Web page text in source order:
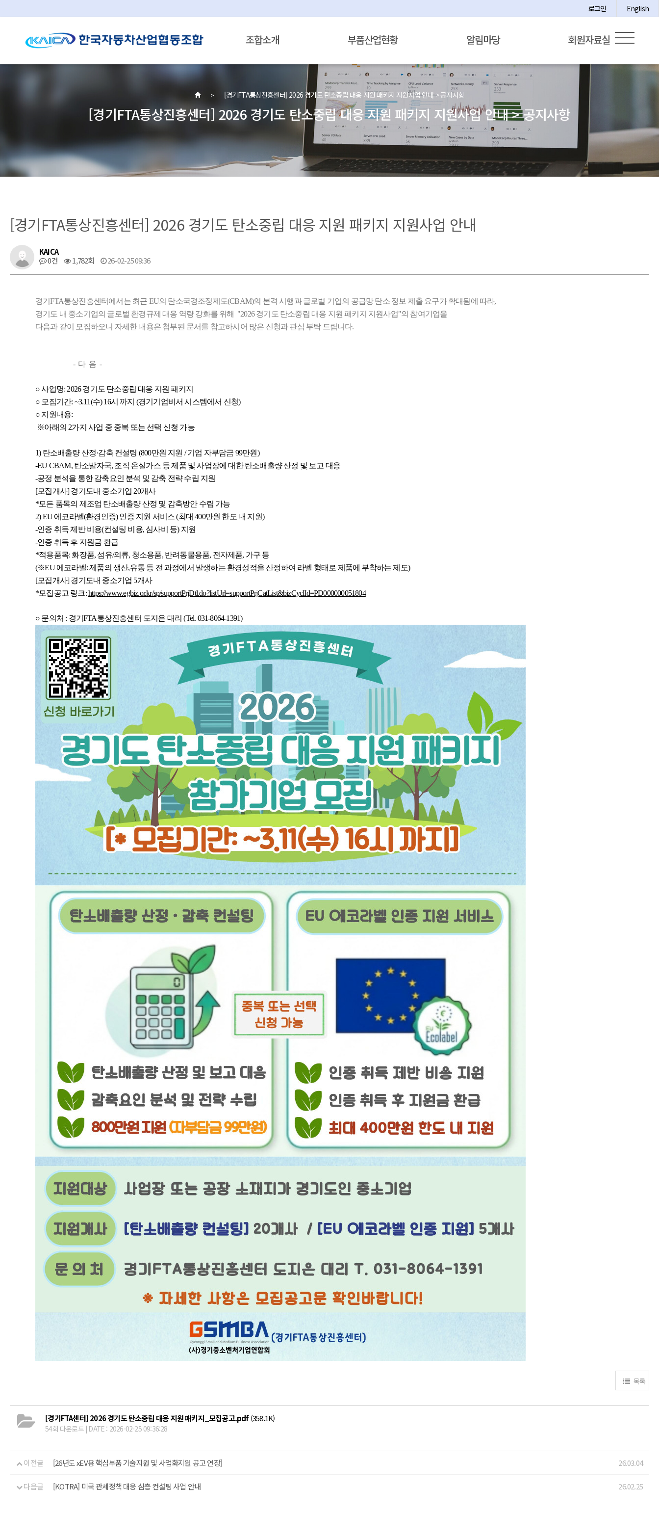
로그인 English
조합소개 부품산업현황 알림마당 회원자료실
[경기FTA통상진흥센터] 2026 경기도 탄소중립 대응 지원 패키지 지원사업 안내 > 공지사항
[경기FTA통상진흥센터] 2026 경기도 탄소중립 대응 지원 패키지 지원사업 안내 > 공지사항
[경기FTA통상진흥센터] 2026 경기도 탄소중립 대응 지원 패키지 지원사업 안내
KAICA
0건
1,782회 26-02-25 09:36
경기FTA통상진흥센터에서는 최근 EU의 탄소국경조정제도(CBAM)의 본격 시행과 글로벌 기업의 공급망 탄소 정보 제출 요구가 확대됨에 따라,
경기도 내 중소기업의 글로벌 환경규제 대응 역량 강화를 위해 "2026 경기도 탄소중립 대응 지원 패키지 지원사업"의 참여기업을
다음과 같이 모집하오니 자세한 내용은 첨부된 문서를 참고하시어 많은 신청과 관심 부탁 드립니다.
- 다 음 -
○사업명: 2026 경기도 탄소중립 대응 지원 패키지
○ 모집기간: ~3.11(수) 16시 까지 (경기기업비서 시스템에서 신청)
○ 지원내용:
※아래의 2가지 사업 중 중복 또는 선택 신청 가능
1) 탄소배출량 산정·감축 컨설팅 (800만원 지원 / 기업 자부담금 99만원)
-EU CBAM, 탄소발자국, 조직 온실가스 등 제품 및 사업장에 대한 탄소배출량 산정 및 보고 대응
-공정 분석을 통한 감축요인 분석 및 감축 전략 수립 지원
[모집개사] 경기도내 중소기업 20개사
*모든 품목의 제조업 탄소배출량 산정 및 감축방안 수립 가능
2) EU 에코라벨(환경인증) 인증 지원 서비스(최대 400만원 한도 내 지원)
-인증 취득 제반 비용(컨설팅 비용, 심사비 등) 지원
-인증 취득 후 지원금 환급
*적용품목: 화장품, 섬유/의류, 청소용품, 반려동물용품, 전자제품, 가구 등
(※EU 에코라벨: 제품의 생산,유통 등 전 과정에서 발생하는 환경성적을 산정하여 라벨 형태로 제품에 부착하는 제도)
[모집개사] 경기도내 중소기업 5개사
*모집공고 링크:https://www.egbiz.or.kr/sp/supportPrjDtl.do?listUrl=supportPrjCatList&bizCyclId=PD000000051804
○ 문의처 : 경기FTA통상진흥센터 도지은 대리 (Tel. 031-8064-1391)
목록
[경기FTA센터] 2026 경기도 탄소중립 대응 지원 패키지_모집공고.pdf(358.1K)
54회 다운로드 | DATE : 2026-02-25 09:36:28
이전글 [26년도 xEV용 핵심부품 기술지원 및 사업화지원 공고 연장] 26.03.04
다음글 [KOTRA] 미국 관세정책 대응 심층 컨설팅 사업 안내 26.02.25